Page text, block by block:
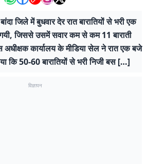
जिले में बुधवार देर रात बारातियों से भरी एक
जिससे उसमें सवार कम से कम 11 बाराती
अधीक्षक कार्यालय के मीडिया सेल ने रात एक बजे
कि 50-60 बारातियों से भरी निजी बस […]
विज्ञापन